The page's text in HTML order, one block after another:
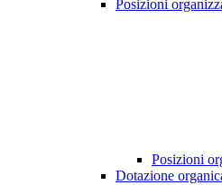
Posizioni
Posizioni
Dotazione